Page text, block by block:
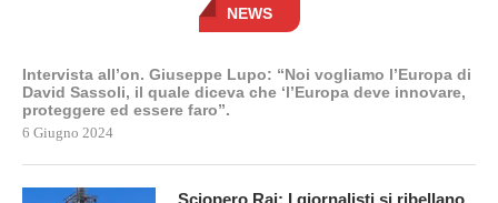
NEWS
Intervista all’on. Giuseppe Lupo: “Noi vogliamo l’Europa di
David Sassoli, il quale diceva che ‘l’Europa deve innovare,
proteggere ed essere faro”.
6 Giugno 2024
Sciopero Rai: I giornalisti si ribellano